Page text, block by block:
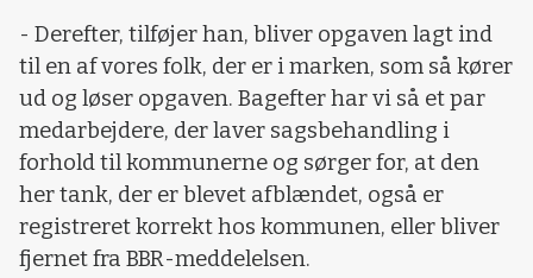
- Derefter, tilføjer han, bliver opgaven lagt ind
til en af vores folk, der er i marken, som så kører
ud og løser opgaven. Bagefter har vi så et par
medarbejdere, der laver sagsbehandling i
forhold til kommunerne og sørger for, at den
her tank, der er blevet afblændet, også er
registreret korrekt hos kommunen, eller bliver
fjernet fra BBR-meddelelsen.